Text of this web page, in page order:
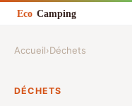
Accueil›Déchets
DÉCHETS